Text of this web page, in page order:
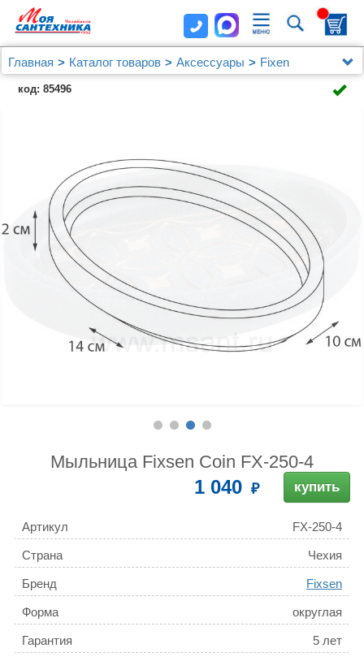
Главная Каталог товаров Аксессуары
Fixen
Мыльница Fixsen Coin FX-250-4
код: 85496
Мыльница Fixsen Coin FX-250-4
1 040 купить
Артикул FX-250-4
Страна Чехия
Бренд Fixsen
Форма округлая
Гарантия 5 лет